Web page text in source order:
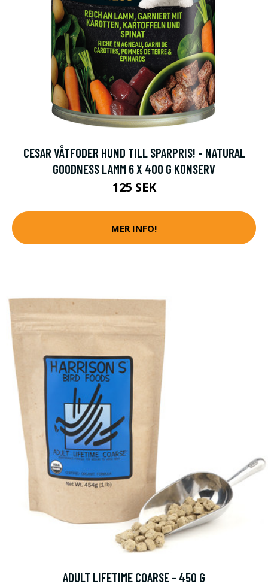
CESAR VÅTFODER HUND TILL SPARPRIS! - NATURAL
GOODNESS LAMM 6 X 400 G KONSERV
125 SEK
MER INFO!
ADULT LIFETIME COARSE - 450 G